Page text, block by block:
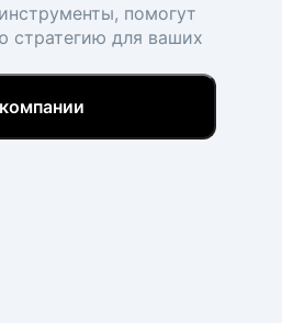
помогут
стратегию для ваших